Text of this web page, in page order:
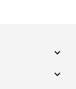
expand_more
expand_more